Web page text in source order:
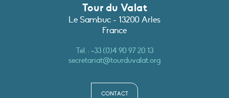
Tour du Valat
Le Sambuc - 13200 Arles
France
Tél. :+33 (0)4 90 97 20 13
secretariat@tourduvalat.org
CONTACT